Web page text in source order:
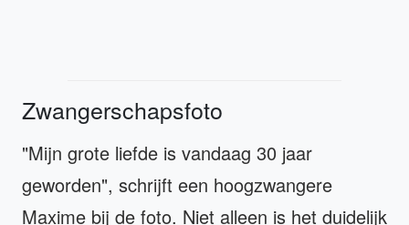
Zwangerschapsfoto
"Mijn grote liefde is vandaag 30 jaar
geworden", schrijft een hoogzwangere
Maxime bij de foto. Niet alleen is het duidelijk